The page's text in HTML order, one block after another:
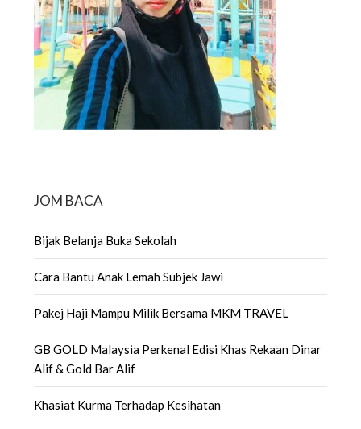
JOM BACA
Bijak Belanja Buka Sekolah
Cara Bantu Anak Lemah Subjek Jawi
Pakej Haji Mampu Milik Bersama MKM TRAVEL
GB GOLD Malaysia Perkenal Edisi Khas Rekaan Dinar
Alif & Gold Bar Alif
Khasiat Kurma Terhadap Kesihatan